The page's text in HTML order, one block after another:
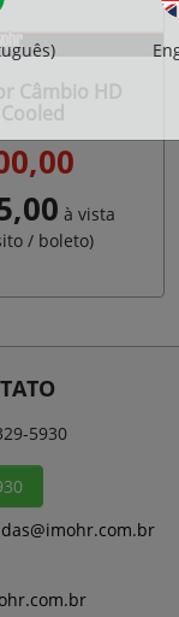
Câmbio HD
à vista
/ boleto)
5930